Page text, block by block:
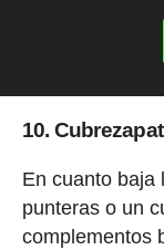
10.
En cuanto baja
punteras o un
complementos